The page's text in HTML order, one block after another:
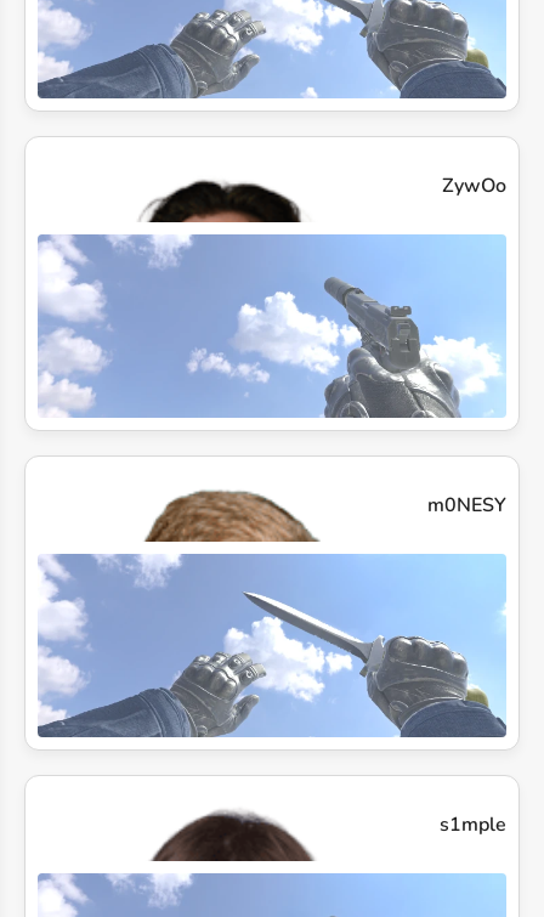
ZywOo
m0NESY
s1mple